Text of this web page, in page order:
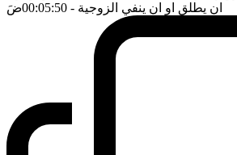
ان يطلق او ان ينفي الزوجية - 00:05:50 ضَ